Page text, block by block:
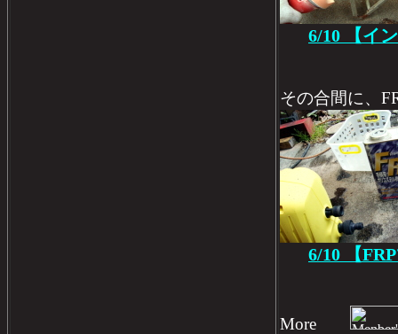
6/10 【イ
その合間に、
6/10 【
More